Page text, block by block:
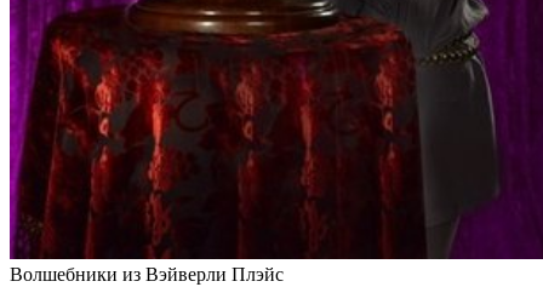
Волшебники из Вэйверли Плэйс